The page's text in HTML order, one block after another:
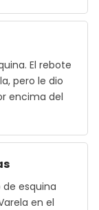
El rebote
pero le dio
encima del
de esquina
en el